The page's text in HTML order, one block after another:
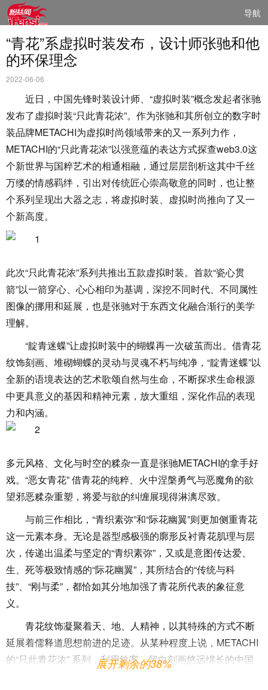
导航
“青花”系虚拟时装发布，设计师张驰和他
的环保理念
2022-06-06
近日，中国先锋时装设计师、“虚拟时装”概念发起者张驰
发布了虚拟时装“只此青花浓”。作为张驰和其所创立的数字时
装品牌METACHI为虚拟时尚领域带来的又一系列力作，
METACHI的“只此青花浓”以强意蕴的表达方式探查web3.0这
个新世界与国粹艺术的相通相融，通过层层剖析这其中千丝
万缕的情感羁绊，引出对传统匠心崇高敬意的同时，也让整
个系列呈现出大器之志，将虚拟时装、虚拟时尚推向了又一
个新高度。
此次“只此青花浓”系列共推出五款虚拟时装。首款“瓷心贯
箭”以一箭穿心、心心相印为基调，深挖不同时代、不同属性
图像的挪用和延展，也是张驰对于东西文化融合渐行的美学
理解。
“靛青迷蝶”让虚拟时装中的蝴蝶再一次破茧而出。借青花
纹饰刻画、堆砌蝴蝶的灵动与灵魂不朽与纯净，“靛青迷蝶”以
全新的语境表达的艺术歌颂自然与生命，不断探求生命根源
中更具意义的基因和精神元素，放大重组，深化作品的表现
力和内涵。
多元风格、文化与时空的糅杂一直是张驰METACHI的拿手好
戏。“恶女青花” 借青花的纯粹、火中涅槃勇气与恶魔角的欲
望邪恶糅杂重塑，将爱与欲的纠缠展现得淋漓尽致。
与前三作相比，“青织素弥”和“际花幽翼”则更加侧重青花
这一元素本身。无论是器型感极强的廓形反衬青花肌理与层
次，传递出温柔与坚定的“青织素弥”，又或是意图传达爱、
生、死等极致情感的“际花幽翼”，其所结合的“传统与科
技”、“刚与柔”，都恰如其分地加强了青花所代表的象征意
义。
青花纹饰凝聚着天、地、人精神，以其特殊的方式不断
延展着儒释道思想前进的足迹。从某种程度上说，METACHI
的“只此青花浓” 系列，利用纹案、留白刻画悠远绵长的中国
展开剩余的38%